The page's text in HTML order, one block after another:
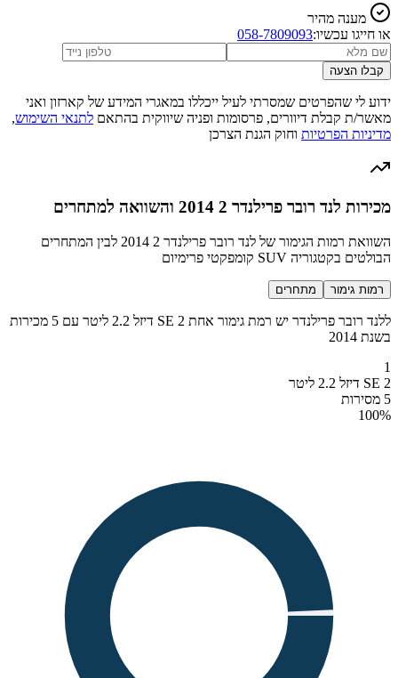
מענה מהיר
או חייגו עכשיו:058-7809093
קבלו הצעה
ידוע לי שהפרטים שמסרתי לעיל ייכללו במאגרי המידע של קארזון ואני
מאשר/ת קבלת דיוורים, פרסומות ופניה שיווקית בהתאם לתנאי השימוש,
מדיניות הפרטיות וחוק הגנת הצרכן
מכירות לנד רובר פרילנדר 2 2014 והשוואה למתחרים
השוואת רמות הגימור של לנד רובר פרילנדר 2 2014 לבין המתחרים
הבולטים בקטגוריה SUV קומפקטי פרימיום
רמות גימור מתחרים
ללנד רובר פרילנדר יש רמת גימור אחת 2 SE דיזל 2.2 ליטר עם 5 מכירות
בשנת 2014
1
2 SE דיזל 2.2 ליטר
5 מסירות
100%